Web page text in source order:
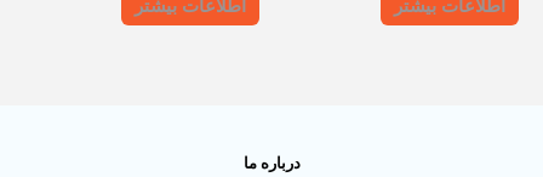
5
اطلاعات بیشتر
5
اطلاعات بیشتر
درباره ما